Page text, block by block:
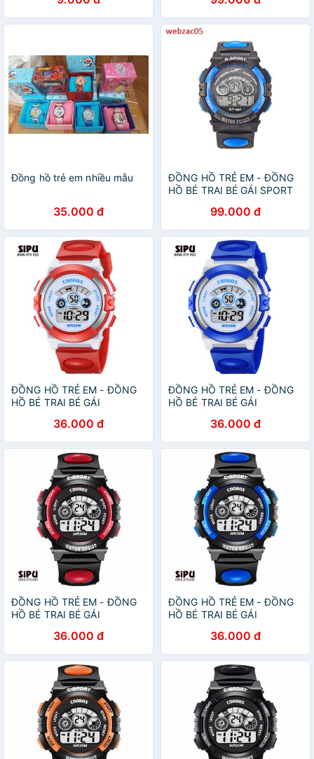
PKHRTE020-Cun
Đồng hồ trẻ em nhiều mẫu
35.000 đ
ĐỒNG HỒ TRẺ EM - ĐỒNG
HỒ BÉ TRAI BÉ GÁI SPORT
99.000 đ
ĐỒNG HỒ TRẺ EM - ĐỒNG
HỒ BÉ TRAI BÉ GÁI
36.000 đ
ĐỒNG HỒ TRẺ EM - ĐỒNG
HỒ BÉ TRAI BÉ GÁI
LED 7 MÀU36.000 đ
ĐỒNG HỒ TRẺ EM - ĐỒNG
HỒ BÉ TRAI BÉ GÁI
36.000 đ
ĐỒNG HỒ TRẺ EM - ĐỒNG
HỒ BÉ TRAI BÉ GÁI
LED 7 MÀU36.000 đ